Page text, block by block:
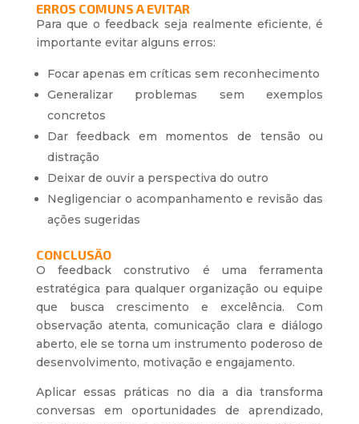
ERROS COMUNS A EVITAR
Para que o feedback seja realmente eficiente, é
importante evitar alguns erros:
Focar apenas em críticas sem reconhecimento
Generalizar problemas sem exemplos
concretos
Dar feedback em momentos de tensão ou
distração
Deixar de ouvir a perspectiva do outro
Negligenciar o acompanhamento e revisão das
ações sugeridas
CONCLUSÃO
O feedback construtivo é uma ferramenta
estratégica para qualquer organização ou equipe
que busca crescimento e excelência. Com
observação atenta, comunicação clara e diálogo
aberto, ele se torna um instrumento poderoso de
desenvolvimento, motivação e engajamento.
Aplicar essas práticas no dia a dia transforma
conversas em oportunidades de aprendizado,